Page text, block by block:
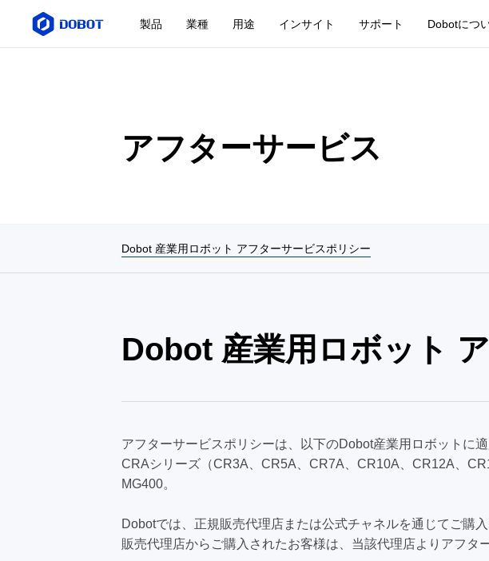
製品 業種 用途 インサイト サポート Dobotにつ
アフターサービス
Dobot 産業用ロボット アフターサービスポリシー
Dobot 産業用ロボット
アフターサービスポリシーは、以下のDobot産業用ロボットに適
CRAシリーズ（CR3A、CR5A、CR7A、CR10A、CR12A、
MG400。
Dobotでは、正規販売代理店または公式チャネルを通じてご購
販売代理店からご購入されたお客様は、当該代理店よりアフタ